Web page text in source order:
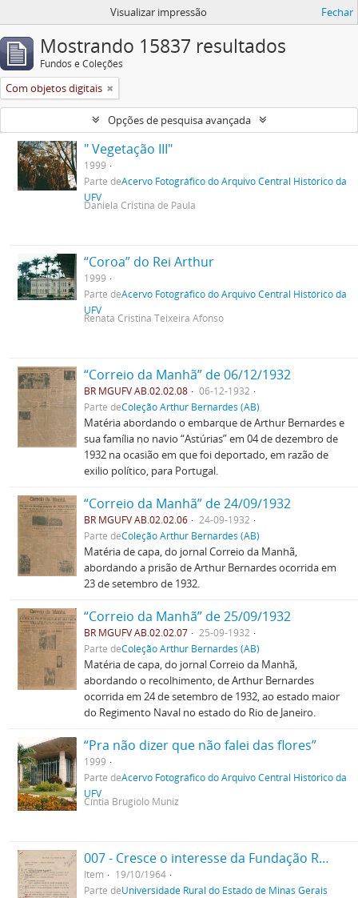
Visualizar impressão Fechar
Mostrando 15837 resultados
Fundos e Coleções
Com objetos digitais
Opções de pesquisa avançada
" Vegetação III"
1999
Parte deAcervo Fotográfico do Arquivo Central Histórico da
UFV
Daniela Cristina de Paula
“Coroa” do Rei Arthur
1999
Parte deAcervo Fotográfico do Arquivo Central Histórico da
UFV
Renata Cristina Teixeira Afonso
“Correio da Manhã” de 06/12/1932
BR MGUFV AB.02.02.08
06-12-1932
Parte deColeção Arthur Bernardes (AB)
Matéria abordando o embarque de Arthur Bernardes e
sua família no navio “Astúrias” em 04 de dezembro de
1932 na ocasião em que foi deportado, em razão de
exilio político, para Portugal.
“Correio da Manhã” de 24/09/1932
BR MGUFV AB.02.02.06
24-09-1932
Parte deColeção Arthur Bernardes (AB)
Matéria de capa, do jornal Correio da Manhã,
abordando a prisão de Arthur Bernardes ocorrida em
23 de setembro de 1932.
“Correio da Manhã” de 25/09/1932
BR MGUFV AB.02.02.07
25-09-1932
Parte deColeção Arthur Bernardes (AB)
Matéria de capa, do jornal Correio da Manhã,
abordando o recolhimento, de Arthur Bernardes
ocorrida em 24 de setembro de 1932, ao estado maior
do Regimento Naval no estado do Rio de Janeiro.
“Pra não dizer que não falei das flores”
1999
Parte deAcervo Fotográfico do Arquivo Central Histórico da
UFV
Cíntia Brugiolo Muniz
007 - Cresce o interesse da Fundação Rockefeller pela África
Item
19/10/1964
Parte deUniversidade Rural do Estado de Minas Gerais